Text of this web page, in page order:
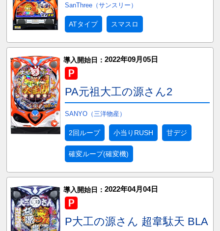
SanThree（サンスリー）
ATタイプ スマスロ
導入開始日： 2022年09月05日
PA元祖大工の源さん2
SANYO（三洋物産）
2回ループ 小当りRUSH 甘デジ
確変ループ(確変機)
導入開始日： 2022年04月04日
P大工の源さん 超韋駄天 BLA